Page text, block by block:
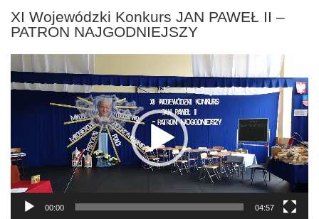
XI Wojewódzki Konkurs JAN PAWEŁ II –
PATRON NAJGODNIEJSZY
Odtwarzacz
video
00:00 04:57